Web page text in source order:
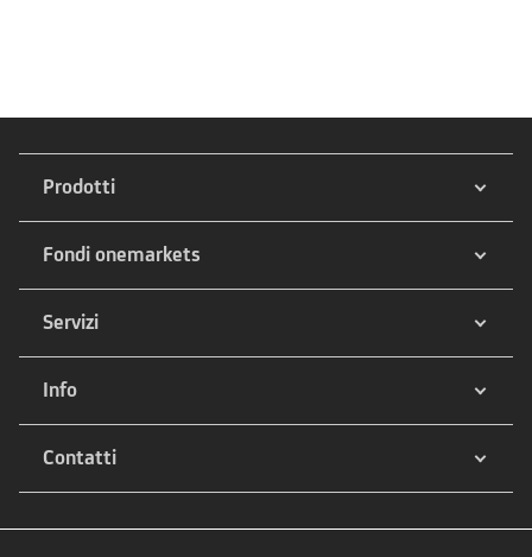
Prodotti
Fondi onemarkets
Servizi
Info
Contatti